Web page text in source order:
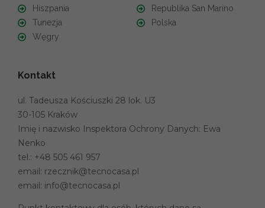
Hiszpania
Tunezja
Węgry
Republika San Marino
Polska
Kontakt
ul. Tadeusza Kościuszki 28 lok. U3
30-105 Kraków
Imię i nazwisko Inspektora Ochrony Danych: Ewa
Nenko
tel.: +48 505 461 957
email: rzecznik@tecnocasa.pl
email: info@tecnocasa.pl